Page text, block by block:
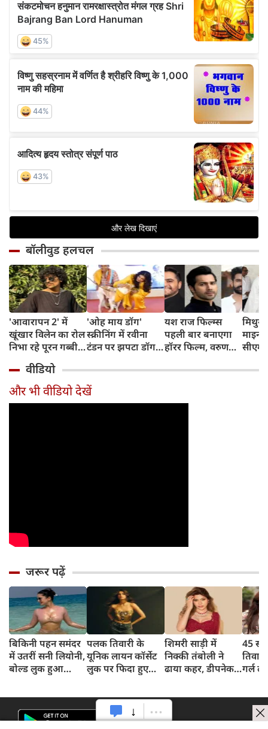
बॉलीवुड हलचल
'आवारापन 2' में
खूंखार विलेन का रोल
निभा रहे पूरन गब्बी
संग है खास रिश्ता
'ओह माय डॉग'
स्क्रीनिंग में रवीना
टंडन पर झपटा डॉग,
ने ऐसे दिखाई
दरियादिली
यश राज फिल्म्स
पहली बार बनाएगा
हॉरर फिल्म, वरुण
रोल
मिथुन
सीएम
पहुंचे
वीडियो
और भी वीडियो देखें
जरूर पढ़ें
बिकिनी पहन समंदर
में उतरीं सनी लियोनी,
बोल्ड लुक हुआ
पलक तिवारी के
यूनिक लायन कॉर्सेट
लुक पर फिदा हुए
शिमरी साड़ी में
निक्की तंबोली ने
ढाया कहर, डीपनेक
45
गर्ल